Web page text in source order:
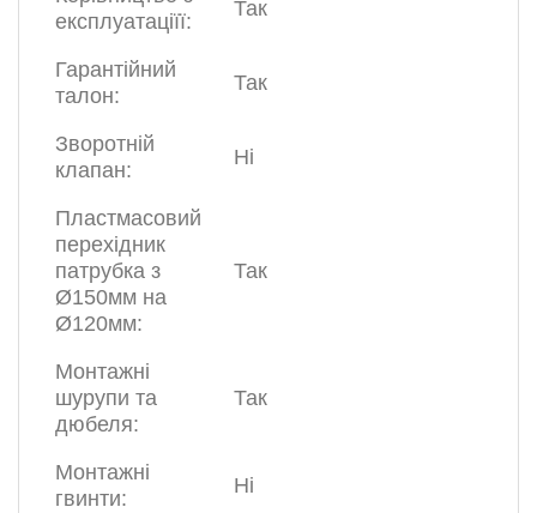
експлуатаціїї:
Так
Гарантійний
талон:
Так
Зворотній
клапан:
Ні
Пластмасовий
перехідник
патрубка з
Ø150мм на
Ø120мм:
Так
Монтажні
шурупи та
дюбеля:
Так
Монтажні
гвинти:
Ні